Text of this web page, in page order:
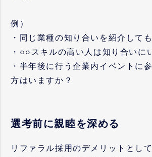
例）
・同じ業種の知り合いを紹介して
・○○スキルの高い人は知り合いに
・半年後に行う企業内イベントに
方はいますか？
選考前に親睦を深める
リファラル採用のデメリットとし